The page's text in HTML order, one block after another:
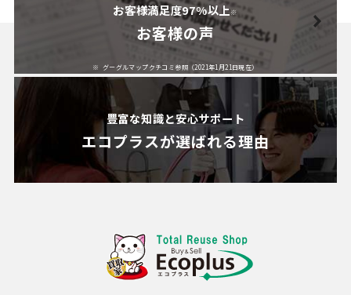
お客様満足度97%以上※
お客様の声
グーグルマップクチコミ参照（2021年1月21日現在）
豊富な知識と安心サポート
エコプラスが選ばれる理由